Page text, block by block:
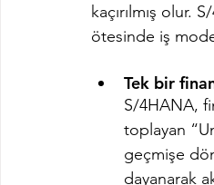
kaçırılmış olur.
ötesinde iş
Tek bir
S/4HANA,
toplayan
geçmişe
dayanarak